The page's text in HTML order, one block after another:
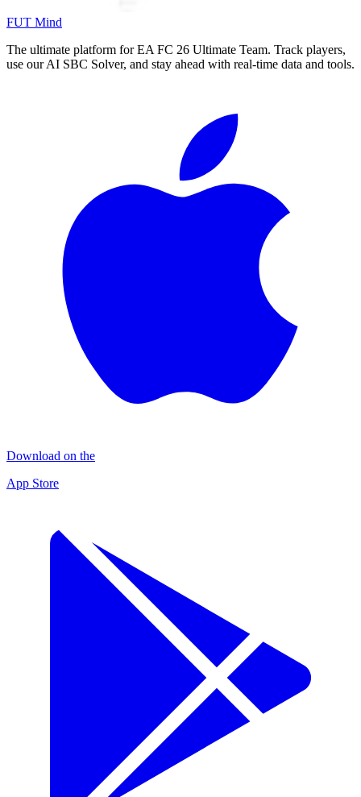
FUT Mind
The ultimate platform for EA FC 26 Ultimate Team. Track players,
use our AI SBC Solver, and stay ahead with real-time data and tools.
Download on the
App Store